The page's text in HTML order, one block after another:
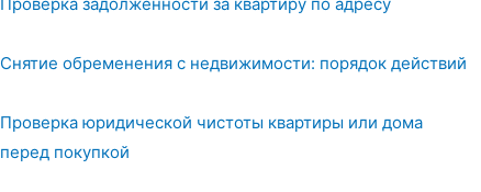
Снятие обременения с недвижимости: порядок действий
Проверка юридической чистоты квартиры или дома
перед покупкой